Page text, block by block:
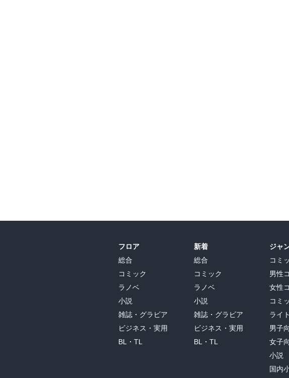
フロア
総合
コミック
ラノベ
小説
雑誌・グラビア
ビジネス・実用
BL・TL
新着
総合
コミック
ラノベ
小説
雑誌・グラビア
ビジネス・実用
BL・TL
ジャ
コミ
男性
女性
コミ
ライ
男子
女子
小説
国内